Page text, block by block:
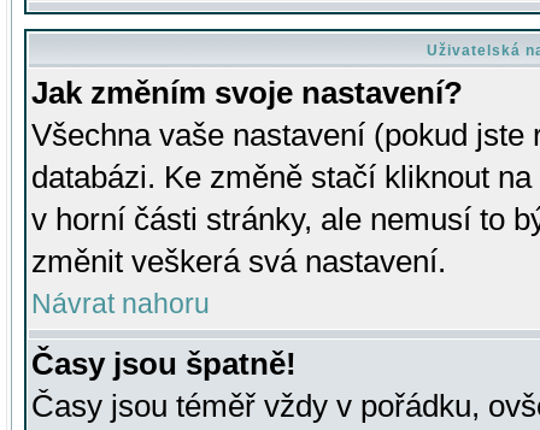
Uživatelská
Jak změním svoje nastavení?
Všechna vaše nastavení (pokud
databázi. Ke změně stačí kliknout
v horní části stránky, ale nemusí to
změnit veškerá svá nastavení.
Návrat nahoru
Časy jsou špatně!
Časy jsou téměř vždy v pořádku,